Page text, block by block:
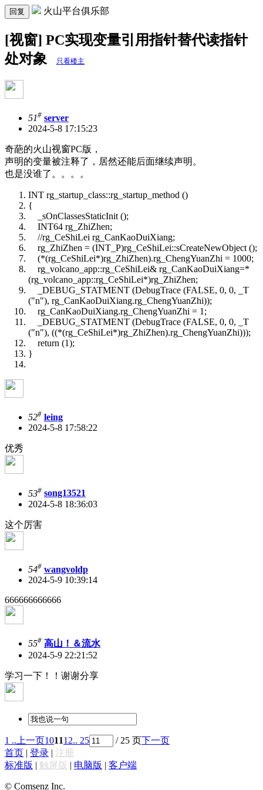
回复 火山平台俱乐部
[视窗] PC实现变量引用指针替代读指针
处对象
只看楼主
51# server
2024-5-8 17:15:23
奇葩的火山视窗PC版，
声明的变量被注释了，居然还能后面继续声明。
也是没谁了。。。。
INT rg_startup_class::rg_startup_method ()
{
_sOnClassesStaticInit ();
INT64 rg_ZhiZhen;
//rg_CeShiLei rg_CanKaoDuiXiang;
rg_ZhiZhen = (INT_P)rg_CeShiLei::sCreateNewObject ();
(*(rg_CeShiLei*)rg_ZhiZhen).rg_ChengYuanZhi = 1000;
rg_volcano_app::rg_CeShiLei& rg_CanKaoDuiXiang=*
(rg_volcano_app::rg_CeShiLei*)rg_ZhiZhen;
_DEBUG_STATMENT (DebugTrace (FALSE, 0, 0, _T
("n"), rg_CanKaoDuiXiang.rg_ChengYuanZhi));
rg_CanKaoDuiXiang.rg_ChengYuanZhi = 1;
_DEBUG_STATMENT (DebugTrace (FALSE, 0, 0, _T
("n"), ((*(rg_CeShiLei*)rg_ZhiZhen).rg_ChengYuanZhi)));
return (1);
}
52# leing
2024-5-8 17:58:22
优秀
53# song13521
2024-5-8 18:36:03
这个厉害
54# wangvoldp
2024-5-9 10:39:14
666666666666
55# 高山！＆流水
2024-5-9 22:21:52
学习一下！！谢谢分享
1 ..上一页 101112.. 25 / 25 页
下一页
首页
登录
注册
标准版
触屏版 电脑版 客户端
© Comsenz Inc.